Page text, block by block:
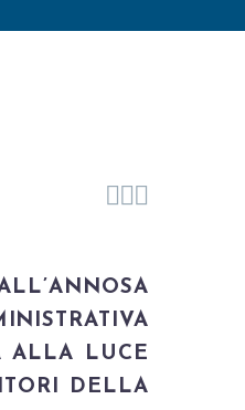

ALLA LUCE
DELLA